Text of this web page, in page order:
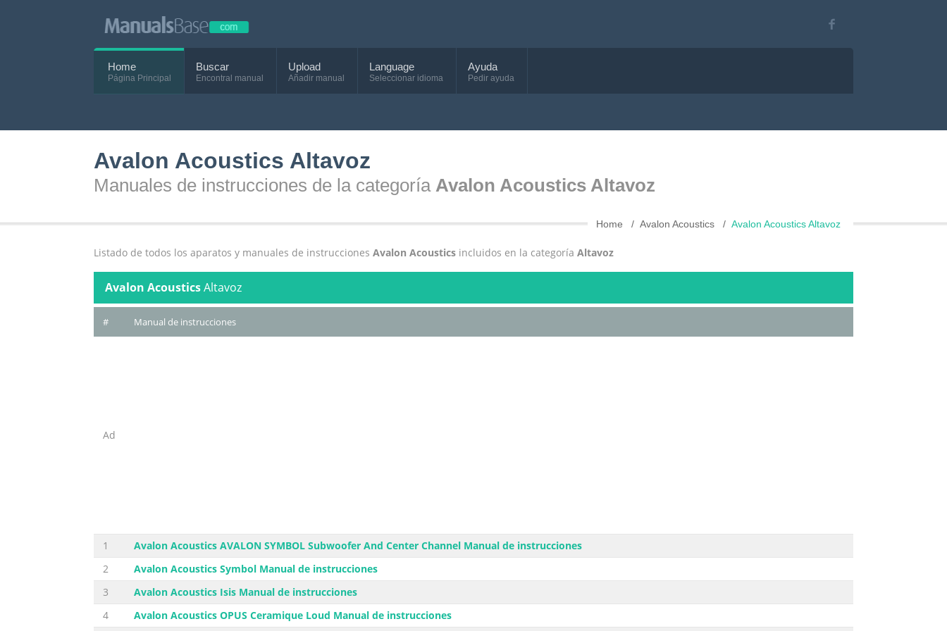
Home
Página Principal
Buscar
Encontral manual
Upload
Añadir manual
Language
Seleccionar idioma
Ayuda
Pedir ayuda
Avalon Acoustics Altavoz
Manuales de instrucciones de la categoría Avalon Acoustics Altavoz
Home Avalon Acoustics Avalon Acoustics Altavoz
Listado de todos los aparatos y manuales de instrucciones Avalon Acoustics incluidos en la categoría Altavoz
Avalon AcousticsAltavoz
# Manual de instrucciones
Ad
1
Avalon Acoustics AVALON SYMBOL Subwoofer And Center Channel Manual de instrucciones
2
Avalon Acoustics Symbol Manual de instrucciones
3
Avalon Acoustics Isis Manual de instrucciones
4
Avalon Acoustics OPUS Ceramique Loud Manual de instrucciones